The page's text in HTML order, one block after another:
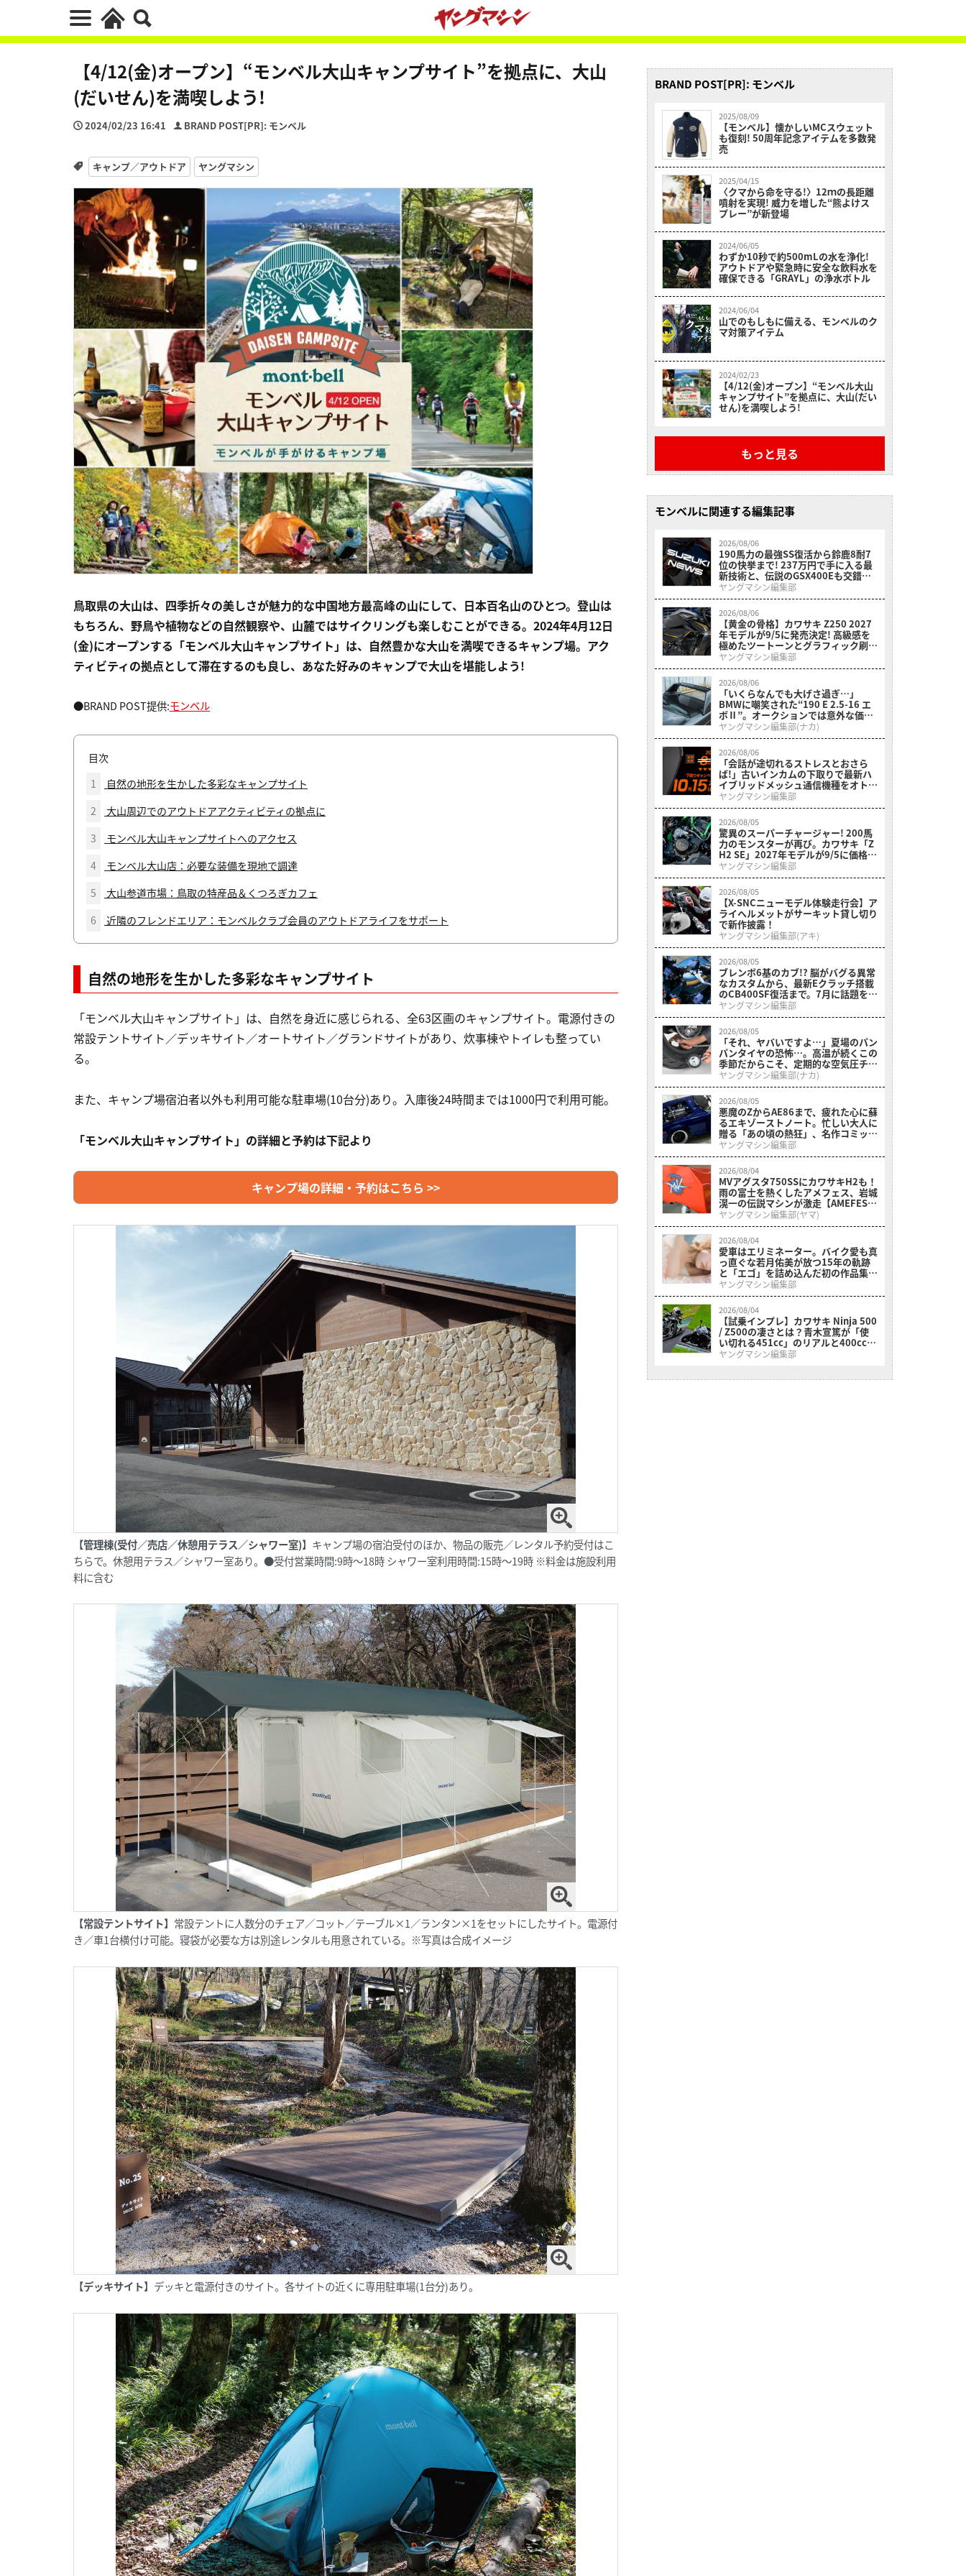
【4/12(金)オープン】“モンベル大山キャンプサイト”を拠点に、大山
(だいせん)を満喫しよう!
2024/02/23 16:41 BRAND POST[PR]: モンベル
キャンプ／アウトドア ヤングマシン
鳥取県の大山は、四季折々の美しさが魅力的な中国地方最高峰の山にして、日本百名山のひとつ。登山は
もちろん、野鳥や植物などの自然観察や、山麓ではサイクリングも楽しむことができる。2024年4月12日
(金)にオープンする「モンベル大山キャンプサイト」は、自然豊かな大山を満喫できるキャンプ場。アク
ティビティの拠点として滞在するのも良し、あなた好みのキャンプで大山を堪能しよう!
●BRAND POST提供:モンベル
目次
1
自然の地形を生かした多彩なキャンプサイト
2
大山周辺でのアウトドアアクティビティの拠点に
3
モンベル大山キャンプサイトへのアクセス
4
モンベル大山店：必要な装備を現地で調達
5
大山参道市場：鳥取の特産品＆くつろぎカフェ
6
近隣のフレンドエリア：モンベルクラブ会員のアウトドアライフをサポート
自然の地形を生かした多彩なキャンプサイト
「モンベル大山キャンプサイト」は、自然を身近に感じられる、全63区画のキャンプサイト。電源付きの
常設テントサイト／デッキサイト／オートサイト／グランドサイトがあり、炊事棟やトイレも整ってい
る。
また、キャンプ場宿泊者以外も利用可能な駐車場(10台分)あり。入庫後24時間までは1000円で利用可能。
「モンベル大山キャンプサイト」の詳細と予約は下記より
キャンプ場の詳細・予約はこちら >>
【管理棟(受付／売店／休憩用テラス／シャワー室)】 キャンプ場の宿泊受付のほか、物品の販売／レンタル予約受付はこ
ちらで。休憩用テラス／シャワー室あり。●受付営業時間:9時～18時 シャワー室利用時間:15時～19時 ※料金は施設利用
料に含む
【常設テントサイト】 常設テントに人数分のチェア／コット／テーブル×1／ランタン×1をセットにしたサイト。電源付
き／車1台横付け可能。寝袋が必要な方は別途レンタルも用意されている。※写真は合成イメージ
【デッキサイト】 デッキと電源付きのサイト。各サイトの近くに専用駐車場(1台分)あり。
BRAND POST[PR]: モンベル
2025/08/09
【モンベル】懐かしいMCスウェット
も復刻! 50周年記念アイテムを多数発
売
2025/04/15
〈クマから命を守る!〉12ｍの長距離
噴射を実現! 威力を増した“熊よけス
プレー”が新登場
2024/06/05
わずか10秒で約500mLの水を浄化!
アウトドアや緊急時に安全な飲料水を
確保できる「GRAYL」の浄水ボトル
2024/06/04
山でのもしもに備える、モンベルのク
マ対策アイテム
2024/02/23
【4/12(金)オープン】“モンベル大山
キャンプサイト”を拠点に、大山(だい
せん)を満喫しよう!
もっと見る
モンベルに関連する編集記事
2026/08/06
190馬力の最強SS復活から鈴鹿8耐7
位の快挙まで! 237万円で手に入る最
新技術と、伝説のGSX400Eも交錯し
たスズキ関連7月注目ニュースまとめ
ヤングマシン編集部
2026/08/06
【黄金の骨格】カワサキ Z250 2027
年モデルが9/5に発売決定! 高級感を
極めたツートーンとグラフィック刷新
を遂げた本格250ccスポーツだ
ヤングマシン編集部
2026/08/06
「いくらなんでも大げさ過ぎ…」
BMWに嘲笑された“190 E 2.5-16 エ
ボⅡ”。オークションでは意外な価格
に。おじさん達が少年だった頃の憧れ
のクルマを深堀り
ヤングマシン編集部(ナカ)
2026/08/06
「会話が途切れるストレスとおさら
ば!」古いインカムの下取りで最新ハ
イブリッドメッシュ通信機種をオトク
にゲットできる、デイトナのキャンペ
ーンが開催中
ヤングマシン編集部
2026/08/05
驚異のスーパーチャージャー! 200馬
力のモンスターが再び。カワサキ「Z
H2 SE」2027年モデルが9/5に価格据
え置きで発売
ヤングマシン編集部
2026/08/05
【X-SNCニューモデル体験走行会】ア
ライヘルメットがサーキット貸し切り
で新作披露！
ヤングマシン編集部(アキ)
2026/08/05
ブレンボ6基のカブ!? 脳がバグる異常
なカスタムから、最新Eクラッチ搭載
のCB400SF復活まで。7月に話題を呼
んだホンダ関連ニュースまとめ
ヤングマシン編集部
2026/08/05
「それ、ヤバいですよ…」夏場のパン
パンタイヤの恐怖…。高温が続くこの
季節だからこそ、定期的な空気圧チェ
ックは欠かせない！［デイトナ・メッ
シュホース付きエアゲージ デプスゲ
ージ付き］
ヤングマシン編集部(ナカ)
2026/08/05
悪魔のZからAE86まで、疲れた心に蘇
るエキゾーストノート。忙しい大人に
贈る「あの頃の熱狂」、名作コミック
＆映画の愛機たちが東京駅地下に期間
限定で集結！
ヤングマシン編集部
2026/08/04
MVアグスタ750SSにカワサキH2も！
雨の富士を熱くしたアメフェス、岩城
滉一の伝説マシンが激走【AMEFES
2026：超希少ビンテージレーサーの
饗宴】
ヤングマシン編集部(ヤマ)
2026/08/04
愛車はエリミネーター。バイク愛も真
っ直ぐな若月佑美が放つ15年の軌跡
と「エゴ」を詰め込んだ初の作品集
『FIRST EGOISM』が発売開始
ヤングマシン編集部
2026/08/04
【試乗インプレ】カワサキ Ninja 500
/ Z500の凄さとは？青木宣篤が「使
い切れる451cc」のリアルと400ccと
の違いを徹底検証
ヤングマシン編集部